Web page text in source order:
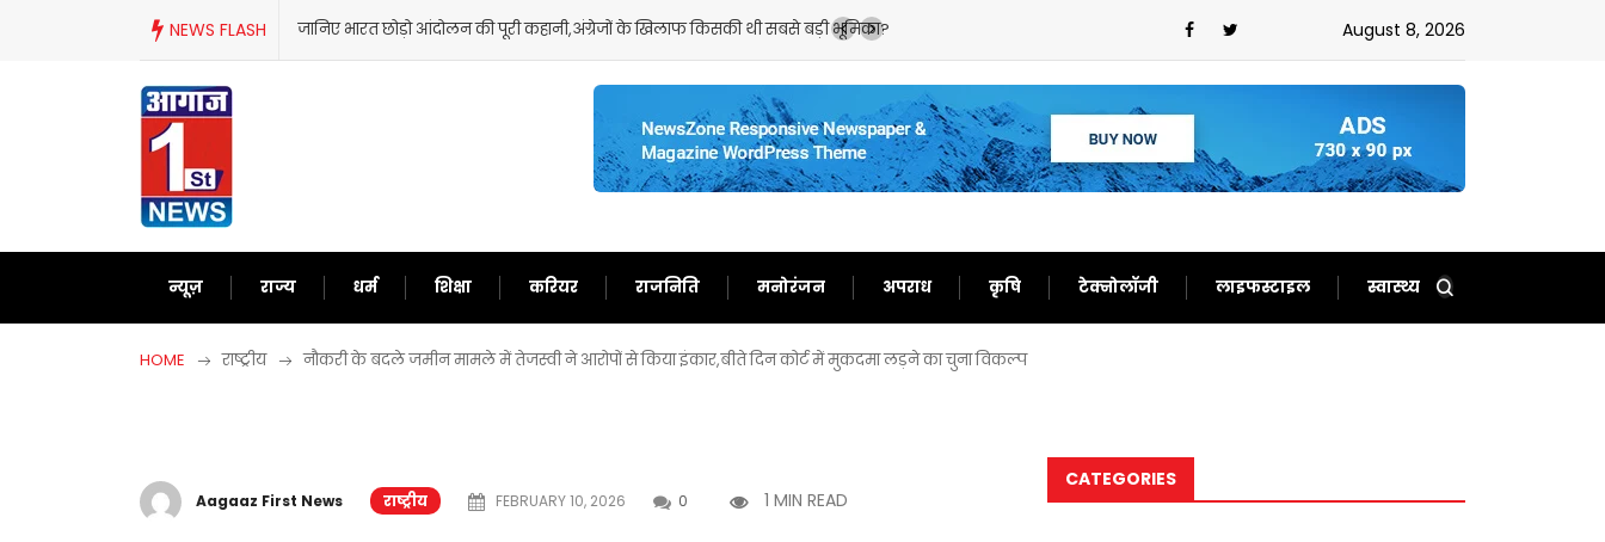
NEWS FLASH जानिए भारत छोड़ो आंदोलन की पूरी कहानी,अंग्रेजों के खिलाफ किसकी थी सबसे बड़ी भूमिका? भारत और बांग्लादेश के बीच नहीं होगा सीरीज!जानिए आखिर कैसे बढ़ा दोनों देशों के बीच तनाव?
August 8, 2026
न्यूज़ राज्य धर्म शिक्षा करियर राजनिति मनोरंजन अपराध कृषि टेक्नोलॉजी लाइफस्टाइल स्वास्थ्य
HOME राष्ट्रीय नौकरी के बदले जमीन मामले में तेजस्वी ने आरोपों से किया इंकार,बीते दिन कोर्ट में मुकदमा लड़ने का चुना विकल्प
Aagaaz First News राष्ट्रीय FEBRUARY 10, 2026 0 1 MIN READ
CATEGORIES